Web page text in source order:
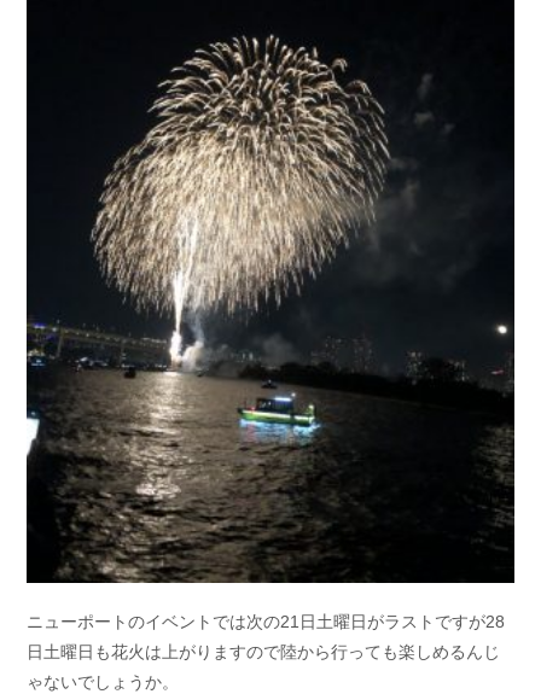
ニューポートのイベントでは次の21日土曜日がラストですが28
日土曜日も花火は上がりますので陸から行っても楽しめるんじ
ゃないでしょうか。